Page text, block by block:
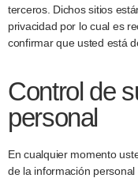
terceros. Dichos sitios
privacidad por lo cual es
confirmar que usted está
Control de
personal
En cualquier momento
de la información